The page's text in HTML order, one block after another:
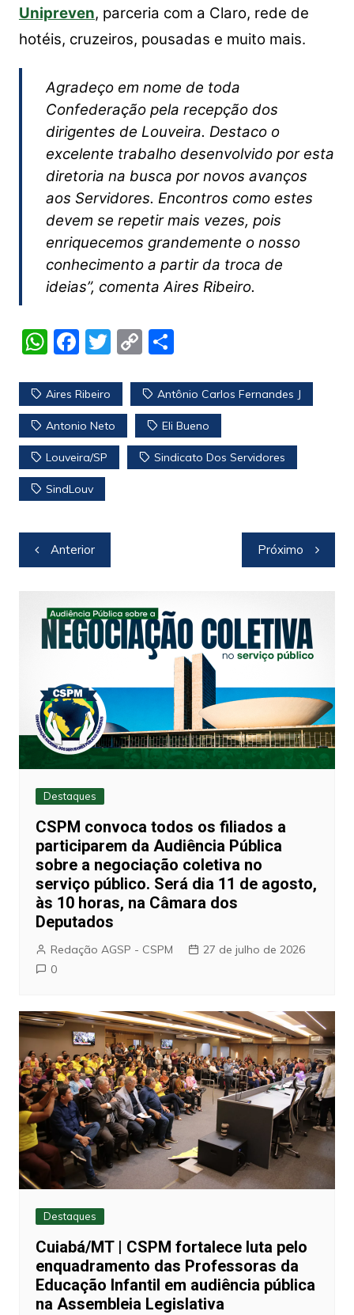
Unipreven, parceria com a Claro, rede de
hotéis, cruzeiros, pousadas e muito mais.
Agradeço em nome de toda
Confederação pela recepção dos
dirigentes de Louveira. Destaco o
excelente trabalho desenvolvido por esta
diretoria na busca por novos avanços
aos Servidores. Encontros como estes
devem se repetir mais vezes, pois
enriquecemos grandemente o nosso
conhecimento a partir da troca de
ideias”, comentaAires Ribeiro.
W
at
s
A
p
p
F
c
e
b
o
o
T
itt
er
C
p
y
Li
n
S
ar
e
Aires Ribeiro Antônio Carlos Fernandes J
Antonio Neto Eli Bueno
Louveira/SP Sindicato Dos Servidores
SindLouv
Navegação
de
Anterior Próximo
Destaques
CSPM convoca todos os filiados a
participarem da Audiência Pública
sobre a negociação coletiva no
serviço público. Será dia 11 de agosto,
às 10 horas, na Câmara dos
Deputados
Redação AGSP - CSPM
27 de julho de 2026
0
Destaques
Cuiabá/MT | CSPM fortalece luta pelo
enquadramento das Professoras da
Educação Infantil em audiência pública
na Assembleia Legislativa